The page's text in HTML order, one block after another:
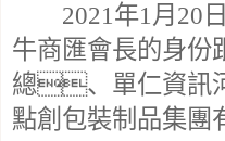
2021年1月20日
牛商匯會長的身份
總、單仁資訊
點創包裝制品集